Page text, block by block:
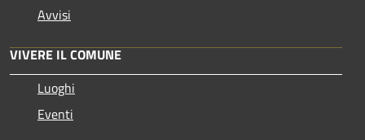
Avvisi
VIVERE IL COMUNE
Luoghi
Eventi